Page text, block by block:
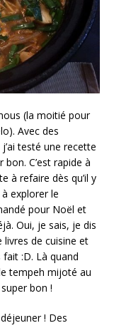
(la moitié pour
Avec des
testé une recette
C’est rapide à
à refaire dès qu’il y
explorer le
pour Noël et
Oui, je sais, je dis
de cuisine et
:D. Là quand
tempeh mijoté au
bon !
! Des